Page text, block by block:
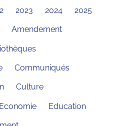
2023 2024 2025
Amendement
Communiqués
Culture
Economie Education